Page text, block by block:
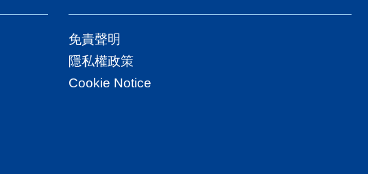
免責聲明
隱私權政策
Cookie Notice